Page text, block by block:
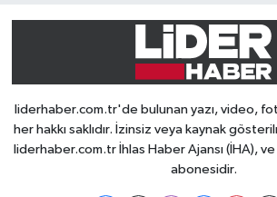
liderhaber.com.tr'de bulunan yazı, video,
her hakkı saklıdır. İzinsiz veya kaynak
liderhaber.com.tr İhlas Haber Ajansı (İHA),
abonesidir.